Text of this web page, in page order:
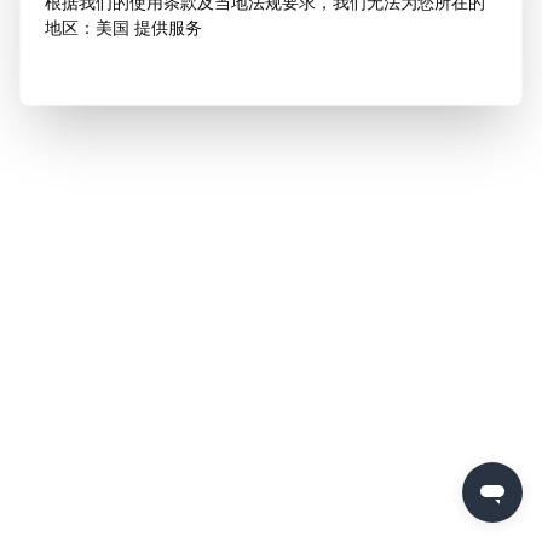
地区：美国 提供服务